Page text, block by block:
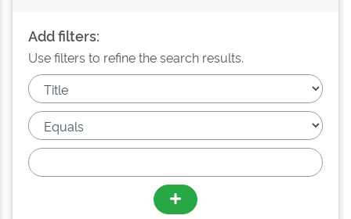
Add filters:
Use filters to refine the search results.